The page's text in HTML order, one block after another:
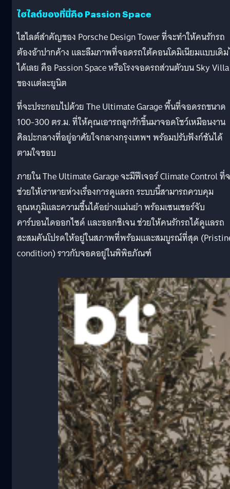
ไฮไลต์ของที่นี่คือ Passion Space
ไฮไลต์สำคัญของ Porsche Design Tower ที่จะทำให้คนรักรถ
ต้องอ้าปากค้าง และลืมภาพที่จอดรถใต้คอนโดมิเนียมแบบเดิ
ได้เลย คือ Passion Space หรือโรงจอดรถส่วนตัวบน Sky Villa
ของแต่ละยูนิต
ที่จะประกอบไปด้วย The Ultimate Garage พื้นที่จอดรถขนาด
100-300 ตร.ม. ที่ให้คุณเอารถลูกรักขึ้นมาจอดโชว์เหมือนงาน
ศิลปะกลางที่อยู่อาศัยใจกลางกรุงเทพฯ พร้อมปรับฟังก์ชันได้
ตามใจชอบ
ภายใน The Ultimate Garage จะมีฟีเจอร์ Climate Control ที่
ช่วยให้เราหายห่วงเรื่องการดูแลรถ ระบบนี้สามารถควบคุม
อุณหภูมิและความชื้นได้อย่างแม่นยำ พร้อมเซนเซอร์จับ
คาร์บอนไดออกไซด์ และออกซิเจน ช่วยให้คนรักรถได้ดูแลรถ
สะสมคันโปรดให้อยู่ในสภาพที่พร้อมและสมบูรณ์ที่สุด
condition) ราวกับจอดอยู่ในพิพิธภัณฑ์